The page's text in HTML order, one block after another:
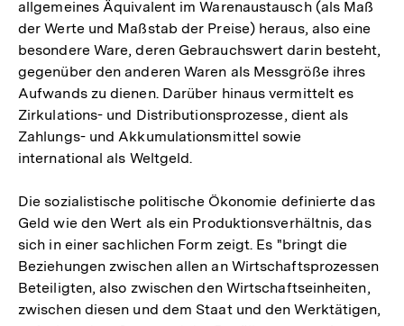
allgemeines Äquivalent im Warenaustausch (als Maß
der Werte und Maßstab der Preise) heraus, also eine
besondere Ware, deren Gebrauchswert darin besteht,
gegenüber den anderen Waren als Messgröße ihres
Aufwands zu dienen. Darüber hinaus vermittelt es
Zirkulations- und Distributionsprozesse, dient als
Zahlungs- und Akkumulationsmittel sowie
international als Weltgeld.
Die sozialistische politische Ökonomie definierte das
Geld wie den Wert als ein Produktionsverhältnis, das
sich in einer sachlichen Form zeigt. Es "bringt die
Beziehungen zwischen allen an Wirtschaftsprozessen
Beteiligten, also zwischen den Wirtschaftseinheiten,
zwischen diesen und dem Staat und den Werktätigen,